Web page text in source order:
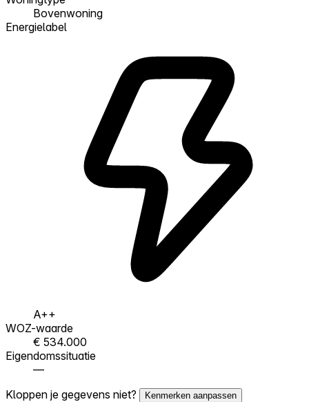
Bovenwoning
Energielabel
A++
WOZ-waarde
€ 534.000
Eigendomssituatie
—
Kloppen je gegevens niet?
Kenmerken aanpassen